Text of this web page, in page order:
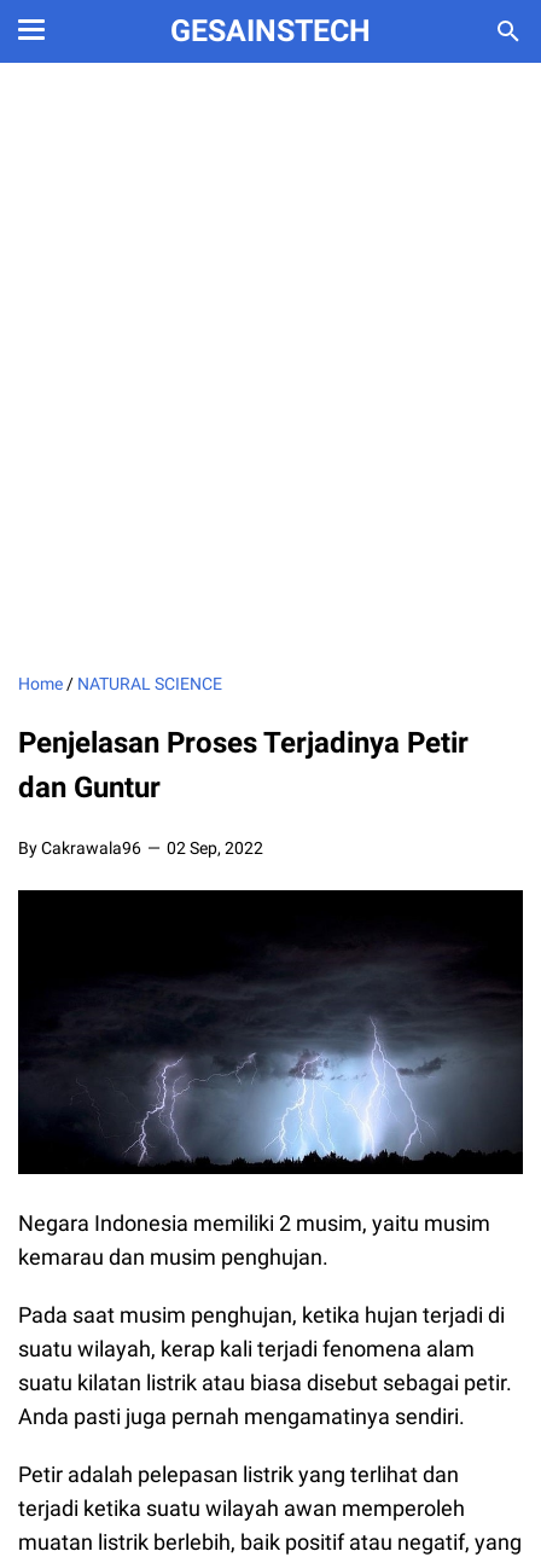
GESAINSTECH
Home / NATURAL SCIENCE
Penjelasan Proses Terjadinya Petir
dan Guntur
By Cakrawala96 02 Sep, 2022
Negara Indonesia memiliki 2 musim, yaitu musim
kemarau dan musim penghujan.
Pada saat musim penghujan, ketika hujan terjadi di
suatu wilayah, kerap kali terjadi fenomena alam
suatu kilatan listrik atau biasa disebut sebagai petir.
Anda pasti juga pernah mengamatinya sendiri.
Petir adalah pelepasan listrik yang terlihat dan
terjadi ketika suatu wilayah awan memperoleh
muatan listrik berlebih, baik positif atau negatif, yang